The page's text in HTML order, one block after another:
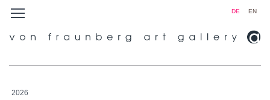
DE EN
2026